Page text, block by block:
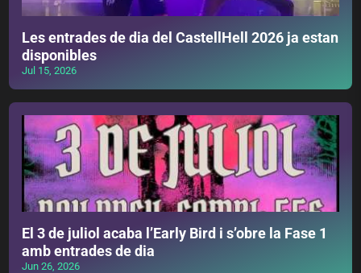
Les entrades de dia del CastellHell 2026 ja estan
disponibles
Jul 15, 2026
El 3 de juliol acaba l’Early Bird i s’obre la Fase 1
amb entrades de dia
Jun 26, 2026